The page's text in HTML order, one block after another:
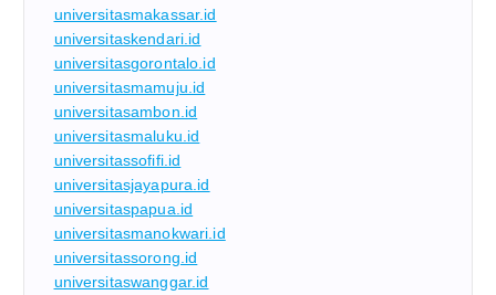
universitasmakassar.id
universitaskendari.id
universitasgorontalo.id
universitasmamuju.id
universitasambon.id
universitasmaluku.id
universitassofifi.id
universitasjayapura.id
universitaspapua.id
universitasmanokwari.id
universitassorong.id
universitaswanggar.id